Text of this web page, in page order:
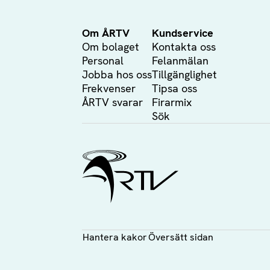
Om ÅRTV
Om bolaget
Personal
Jobba hos oss
Frekvenser
ÅRTV svarar
Kundservice
Kontakta oss
Felanmälan
Tillgänglighet
Tipsa oss
Firarmix
Sök
Ålands Radio & TV
Hantera kakorÖversätt sidan